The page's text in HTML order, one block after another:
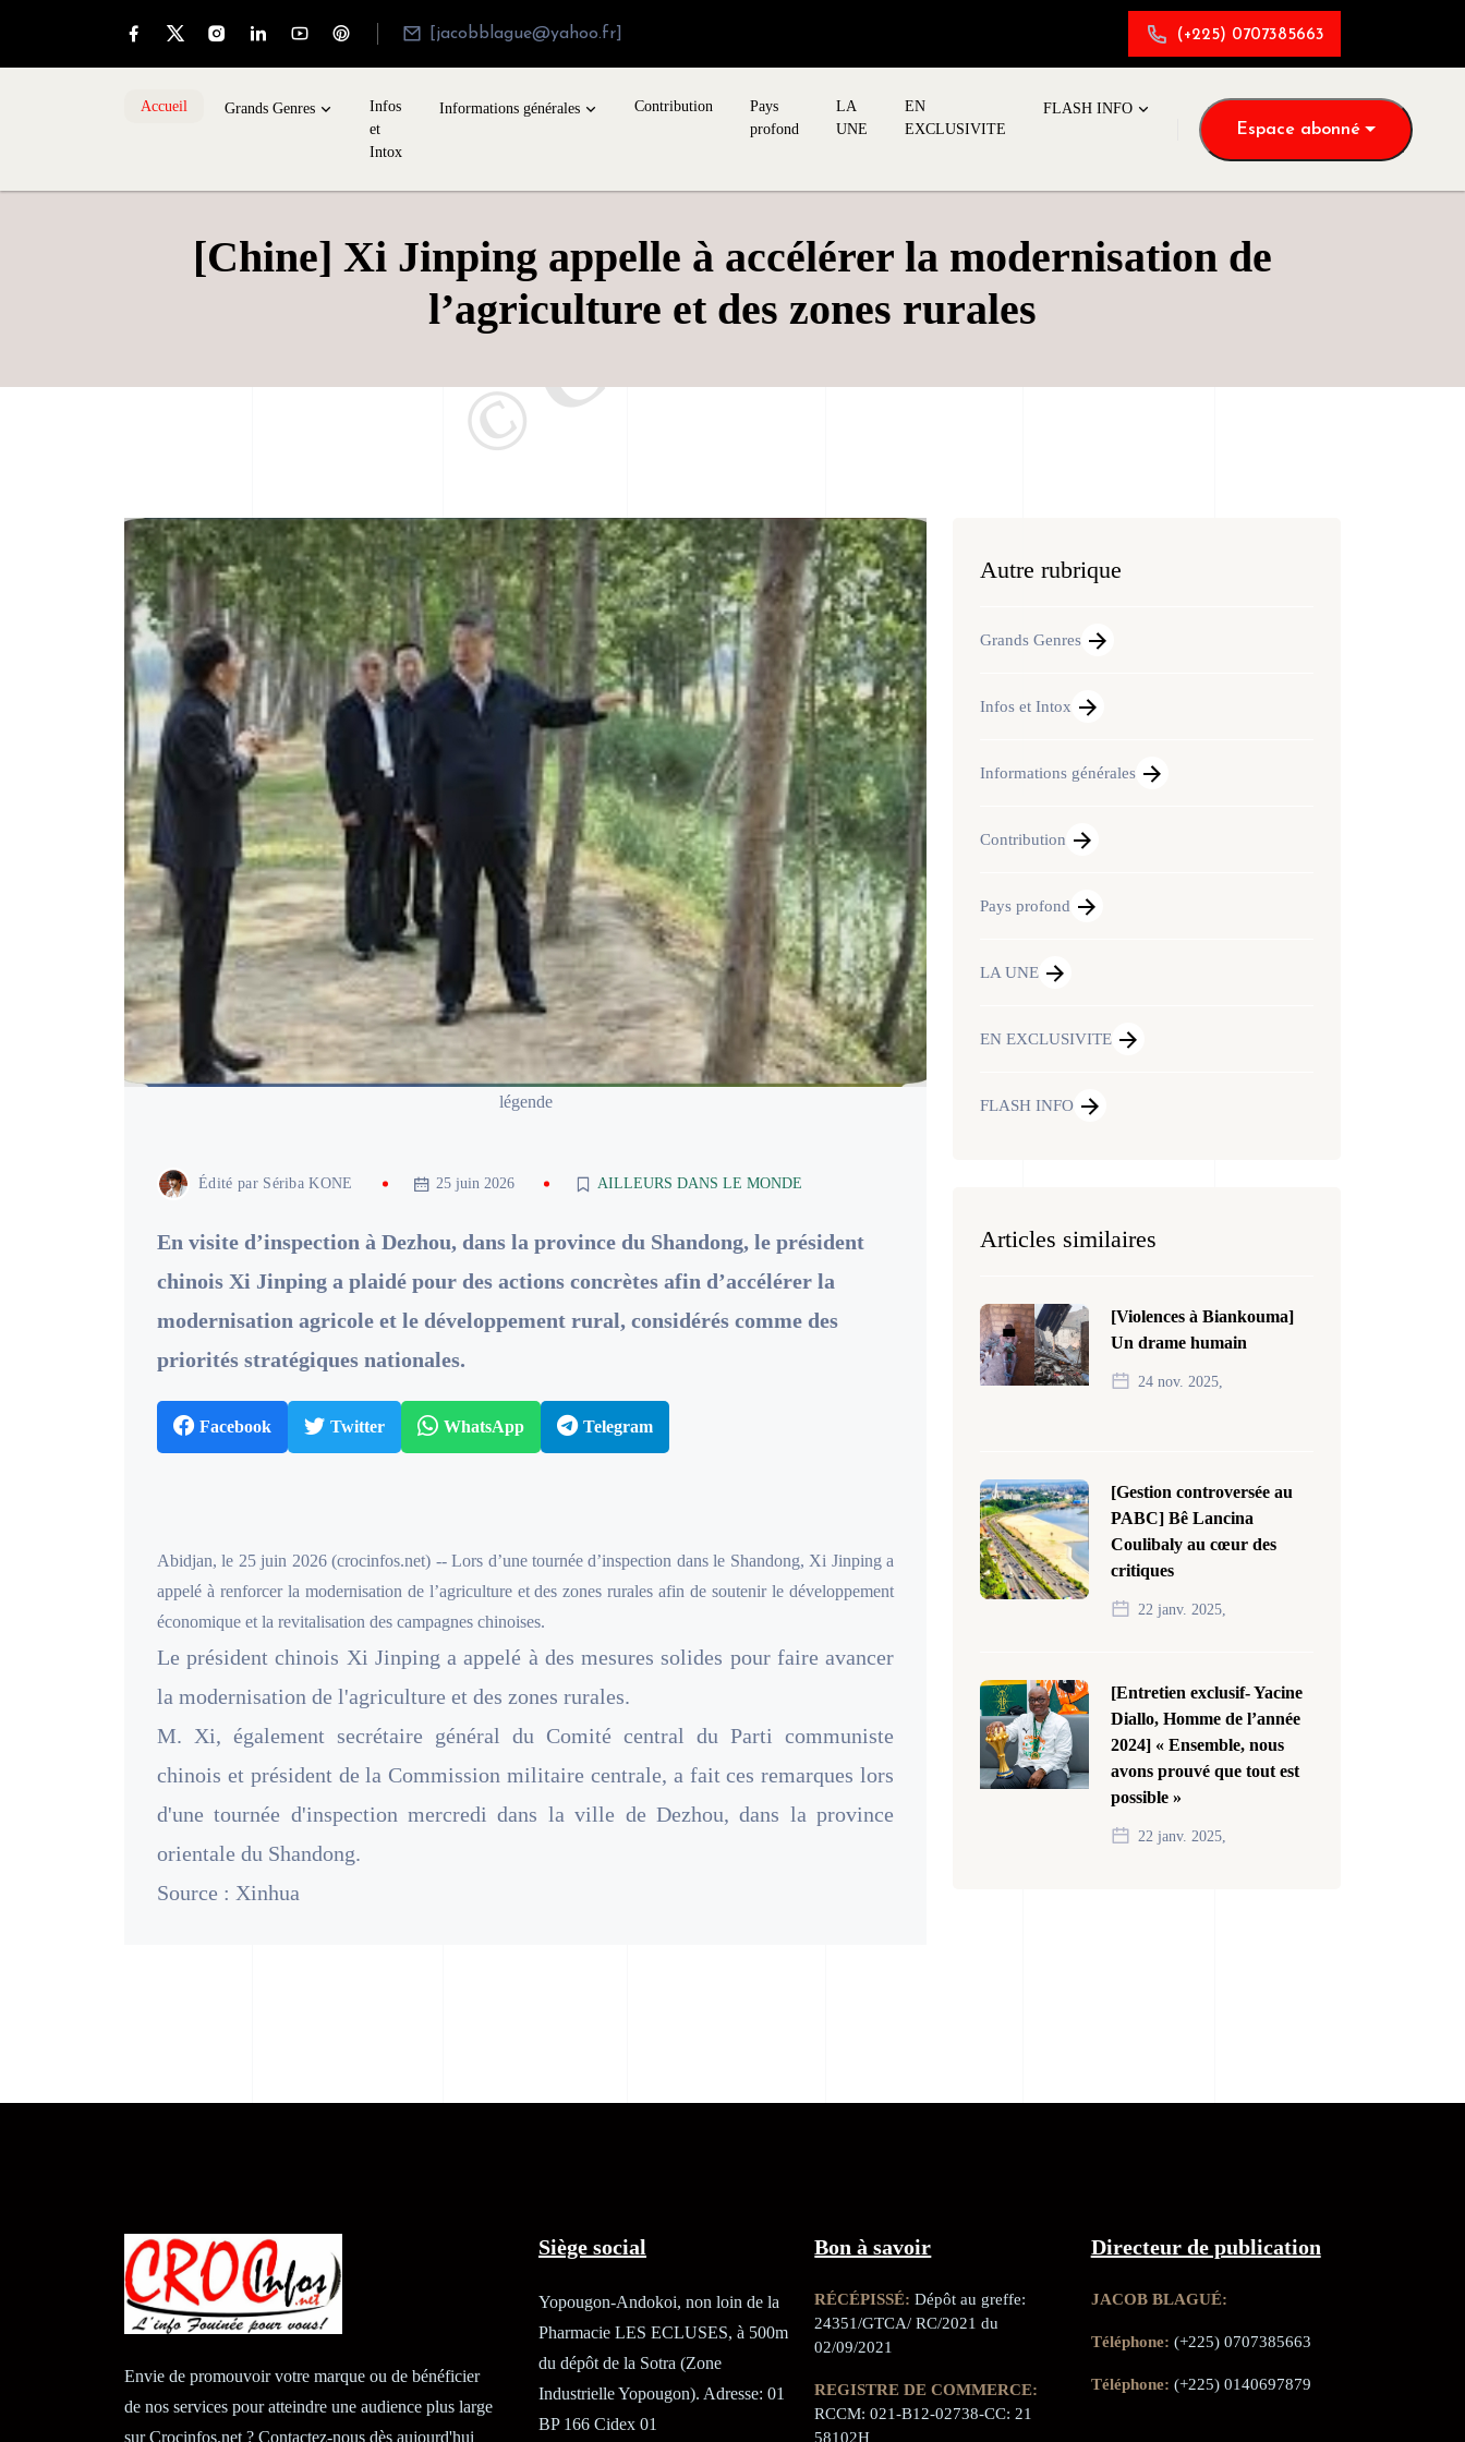
[jacobblague@yahoo.fr] (+225) 0707385663
Accueil Grands Genres
Infos
et
Intox
Informations générales Contribution
Pays
profond
LA
UNE
EN
EXCLUSIVITE
FLASH INFO
Espace abonné
[Chine] Xi Jinping appelle à accélérer la modernisation de
l’agriculture et des zones rurales
légende
Édité par Sériba KONE 25 juin 2026 AILLEURS DANS LE MONDE
En visite d’inspection à Dezhou, dans la province du Shandong, le président
chinois Xi Jinping a plaidé pour des actions concrètes afin d’accélérer la
modernisation agricole et le développement rural, considérés comme des
priorités stratégiques nationales.
Facebook Twitter WhatsApp Telegram
Abidjan, le 25 juin 2026 (crocinfos.net) -- Lors d’une tournée d’inspection dans le Shandong, Xi Jinping a
appelé à renforcer la modernisation de l’agriculture et des zones rurales afin de soutenir le développement
économique et la revitalisation des campagnes chinoises.
Le président chinois Xi Jinping a appelé à des mesures solides pour faire avancer
la modernisation de l'agriculture et des zones rurales.
M. Xi, également secrétaire général du Comité central du Parti communiste
chinois et président de la Commission militaire centrale, a fait ces remarques lors
d'une tournée d'inspection mercredi dans la ville de Dezhou, dans la province
orientale du Shandong.
Source : Xinhua
Autre rubrique
Grands Genres
Infos et Intox
Informations générales
Contribution
Pays profond
LA UNE
EN EXCLUSIVITE
FLASH INFO
Articles similaires
[Violences à Biankouma]
Un drame humain
24 nov. 2025,
[Gestion controversée au
PABC] Bê Lancina
Coulibaly au cœur des
critiques
22 janv. 2025,
[Entretien exclusif- Yacine
Diallo, Homme de l’année
2024] « Ensemble, nous
avons prouvé que tout est
possible »
22 janv. 2025,
Envie de promouvoir votre marque ou de bénéficier
de nos services pour atteindre une audience plus large
sur Crocinfos.net ? Contactez-nous dès aujourd'hui
Siège social
Yopougon-Andokoi, non loin de la
Pharmacie LES ECLUSES, à 500m
du dépôt de la Sotra (Zone
Industrielle Yopougon). Adresse: 01
BP 166 Cidex 01
Bon à savoir
RÉCÉPISSÉ: Dépôt au greffe:
24351/GTCA/ RC/2021 du
02/09/2021
REGISTRE DE COMMERCE:
RCCM: 021-B12-02738-CC: 21
58102H
Directeur de publication
JACOB BLAGUÉ:
Téléphone: (+225) 0707385663
Téléphone: (+225) 0140697879